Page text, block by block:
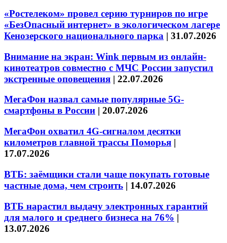
«Ростелеком» провел серию турниров по игре
«БезОпасный интернет» в экологическом лагере
Кенозерского национального парка | 31.07.2026
Внимание на экран: Wink первым из онлайн-
кинотеатров совместно с МЧС России запустил
экстренные оповещения | 22.07.2026
МегаФон назвал самые популярные 5G-
смартфоны в России | 20.07.2026
МегаФон охватил 4G-сигналом десятки
километров главной трассы Поморья |
17.07.2026
ВТБ: заёмщики стали чаще покупать готовые
частные дома, чем строить | 14.07.2026
ВТБ нарастил выдачу электронных гарантий
для малого и среднего бизнеса на 76% |
13.07.2026